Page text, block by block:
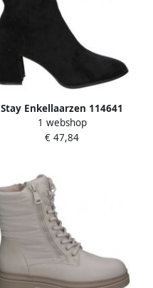
Stay Enkellaarzen 114641
1 webshop
€ 47,84